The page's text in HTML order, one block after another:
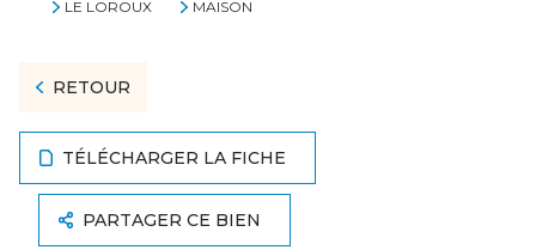
LE LOROUX
MAISON
RETOUR
TÉLÉCHARGER LA FICHE
PARTAGER CE BIEN